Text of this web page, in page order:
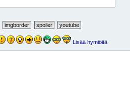
Lisää hymiöitä